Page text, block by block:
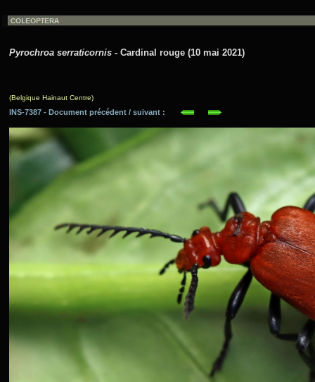
Pyrochroa serraticornis - Cardinal rouge (10 mai 2021)
(Belgique Hainaut Centre)
INS-7387 - Document précédent / suivant :